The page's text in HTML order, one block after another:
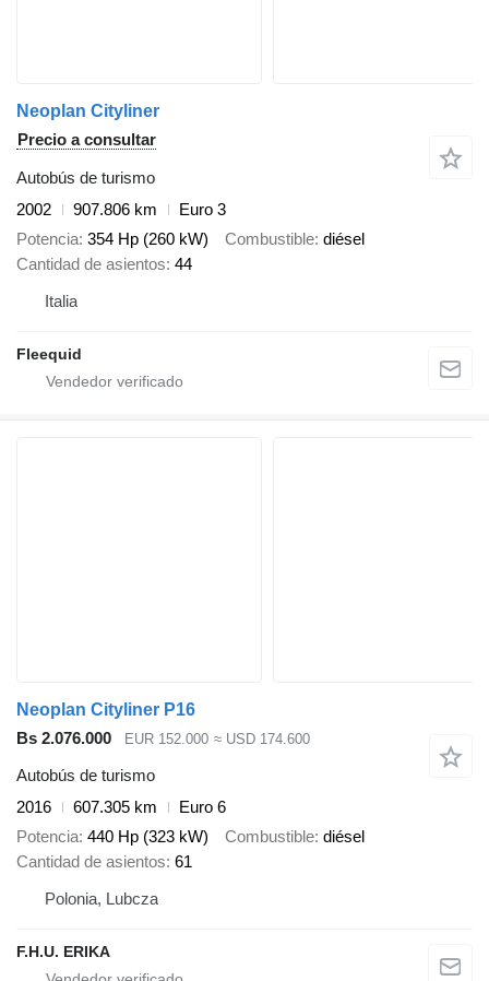
Neoplan Cityliner
Precio a consultar
Autobús de turismo
2002
907.806 km
Euro 3
Potencia 354 Hp (260 kW) Combustible diésel
Cantidad de asientos 44
Italia
Fleequid
Neoplan Cityliner P16
Bs 2.076.000
EUR 152.000 ≈ USD 174.600
Autobús de turismo
2016
607.305 km
Euro 6
Potencia 440 Hp (323 kW) Combustible diésel
Cantidad de asientos 61
Polonia, Lubcza
F.H.U. ERIKA